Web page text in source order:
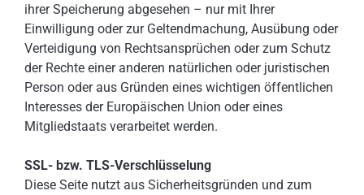
ihrer Speicherung abgesehen – nur mit Ihrer
Einwilligung oder zur Geltendmachung, Ausübung oder
Verteidigung von Rechtsansprüchen oder zum Schutz
der Rechte einer anderen natürlichen oder juristischen
Person oder aus Gründen eines wichtigen öffentlichen
Interesses der Europäischen Union oder eines
Mitgliedstaats verarbeitet werden.
SSL- bzw. TLS-Verschlüsselung
Diese Seite nutzt aus Sicherheitsgründen und zum